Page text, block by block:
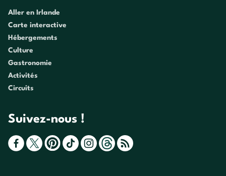
Aller en Irlande
Carte interactive
Hébergements
Culture
Gastronomie
Activités
Circuits
Suivez-nous !